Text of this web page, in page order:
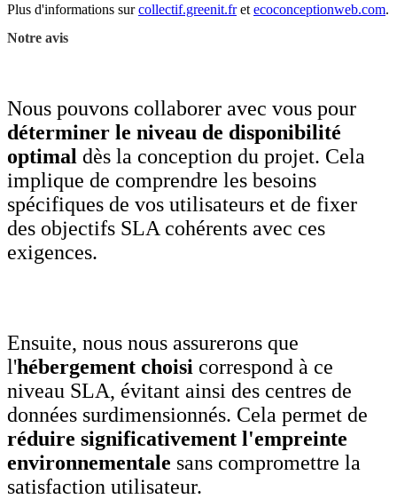
Plus d'informations sur collectif.greenit.fr et ecoconceptionweb.com.
Notre avis
Nous pouvons collaborer avec vous pour
déterminer le niveau de disponibilité
optimal dès la conception du projet. Cela
implique de comprendre les besoins
spécifiques de vos utilisateurs et de fixer
des objectifs SLA cohérents avec ces
exigences.
Ensuite, nous nous assurerons que
l'hébergement choisi correspond à ce
niveau SLA, évitant ainsi des centres de
données surdimensionnés. Cela permet de
réduire significativement l'empreinte
environnementale sans compromettre la
satisfaction utilisateur.